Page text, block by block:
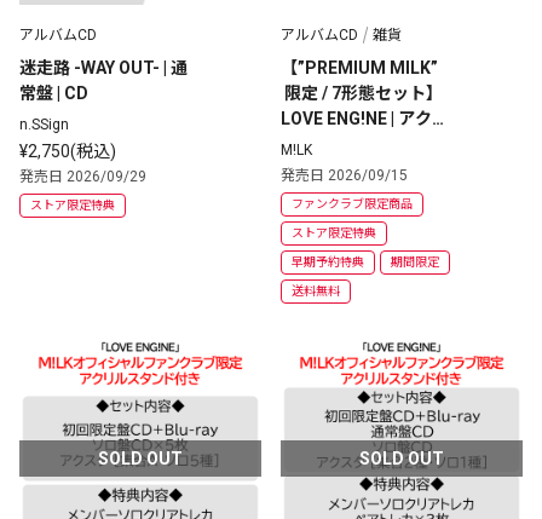
アルバムCD
迷走路 -WAY OUT- | 通
常盤 | CD
n.SSign
¥2,750(税込)
発売日 2026/09/29
ストア限定特典
アルバムCD 雑貨
【”PREMIUM MILK”
限定 / 7形態セット】
LOVE ENG!NE | アクス
タ [集合2種・ソロ5種]
+ CD [初回・通常・ソ
ロ盤5種]
M!LK
発売日 2026/09/15
ファンクラブ限定商品
ストア限定特典
早期予約特典 期間限定
送料無料
SOLD OUT SOLD OUT